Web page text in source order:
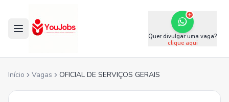
Quer divulgar uma vaga?
clique aqui
Início Vagas OFICIAL DE SERVIÇOS GERAIS